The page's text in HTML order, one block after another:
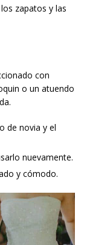
zapatos y las
con
o un atuendo
de novia y el
nuevamente.
y cómodo.